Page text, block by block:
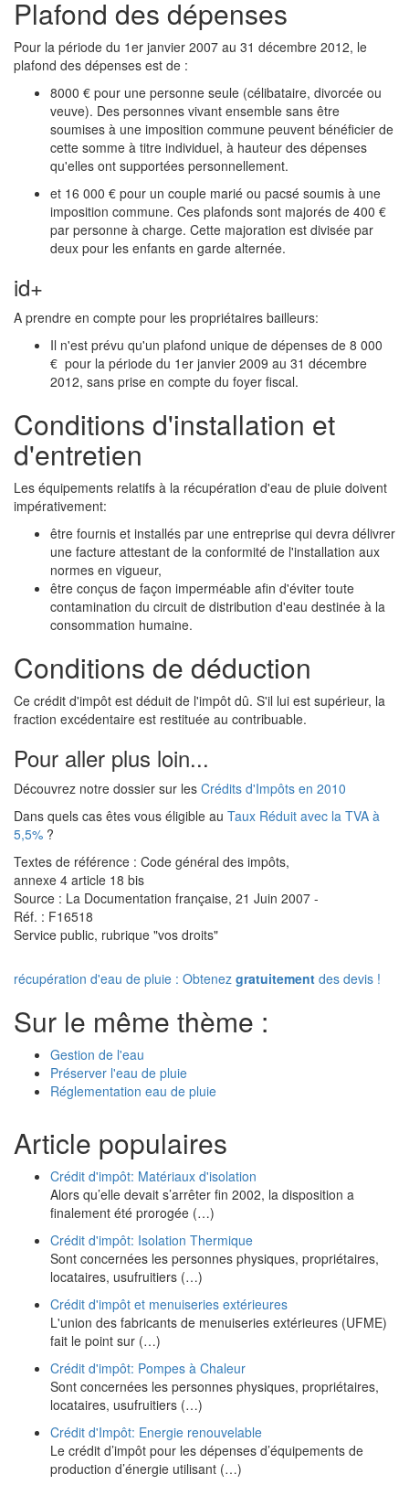
Plafond des dépenses
Pour la période du 1er janvier 2007 au 31 décembre 2012, le
plafond des dépenses est de :
8000 € pour une personne seule (célibataire, divorcée ou
veuve). Des personnes vivant ensemble sans être
soumises à une imposition commune peuvent bénéficier de
cette somme à titre individuel, à hauteur des dépenses
qu'elles ont supportées personnellement.
et 16 000 € pour un couple marié ou pacsé soumis à une
imposition commune. Ces plafonds sont majorés de 400 €
par personne à charge. Cette majoration est divisée par
deux pour les enfants en garde alternée.
id+
A prendre en compte pour les propriétaires bailleurs:
Il n'est prévu qu'un plafond unique de dépenses de 8 000
€ pour la période du 1er janvier 2009 au 31 décembre
2012, sans prise en compte du foyer fiscal.
Conditions d'installation et
d'entretien
Les équipements relatifs à la récupération d'eau de pluie doivent
impérativement:
être fournis et installés par une entreprise qui devra délivrer
une facture attestant de la conformité de l'installation aux
normes en vigueur,
être conçus de façon imperméable afin d'éviter toute
contamination du circuit de distribution d'eau destinée à la
consommation humaine.
Conditions de déduction
Ce crédit d'impôt est déduit de l'impôt dû. S'il lui est supérieur, la
fraction excédentaire est restituée au contribuable.
Pour aller plus loin...
Découvrez notre dossier sur les Crédits d'Impôts en 2010
Dans quels cas êtes vous éligible au Taux Réduit avec la TVA à
5,5% ?
Textes de référence : Code général des impôts,
annexe 4 article 18 bis
Source : La Documentation française, 21 Juin 2007 -
Réf. : F16518
Service public, rubrique "vos droits"
récupération d'eau de pluie : Obtenez gratuitement des devis !
Sur le même thème :
Gestion de l'eau
Préserver l'eau de pluie
Réglementation eau de pluie
Article populaires
Crédit d'impôt: Matériaux d'isolation
Alors qu’elle devait s’arrêter fin 2002, la disposition a
finalement été prorogée (…)
Crédit d'impôt: Isolation Thermique
Sont concernées les personnes physiques, propriétaires,
locataires, usufruitiers (…)
Crédit d'impôt et menuiseries extérieures
L'union des fabricants de menuiseries extérieures (UFME)
fait le point sur (…)
Crédit d'impôt: Pompes à Chaleur
Sont concernées les personnes physiques, propriétaires,
locataires, usufruitiers (…)
Crédit d'Impôt: Energie renouvelable
Le crédit d’impôt pour les dépenses d’équipements de
production d’énergie utilisant (…)